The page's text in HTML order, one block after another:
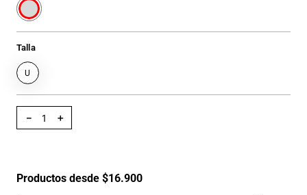
Talla
U
＋
－
Productos desde $16.900